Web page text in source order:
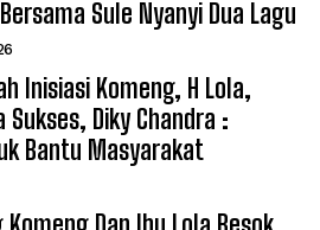
Sule Nyanyi Dua Lagu
Inisiasi Komeng, H Lola,
Sukses, Diky Chandra :
Bantu Masyarakat